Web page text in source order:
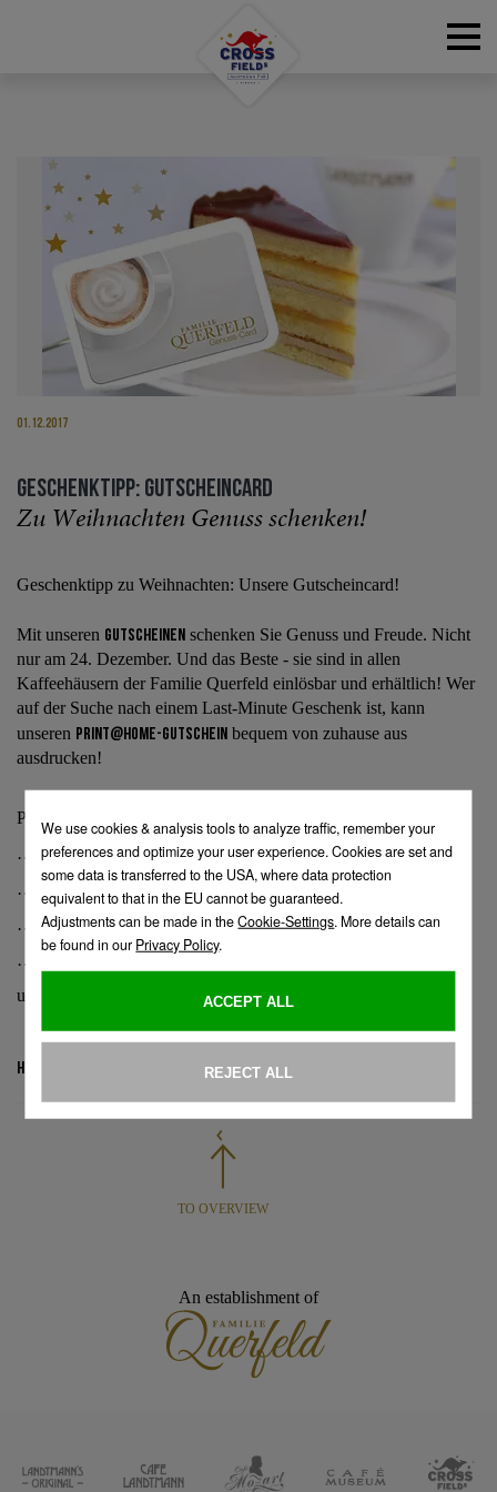
01.12.2017
GESCHENKTIPP: GUTSCHEINCARD
Zu Weihnachten Genuss schenken!
Geschenktipp zu Weihnachten: Unsere Gutscheincard!
Mit unseren Gutscheinen schenken Sie Genuss und Freude. Nicht
nur am 24. Dezember. Und das Beste - sie sind in allen
Kaffeehäusern der Familie Querfeld einlösbar und erhältlich! Wer
auf der Suche nach einem Last-Minute Geschenk ist, kann
unseren Print@Home-Gutschein bequem von zuhause aus
ausdrucken!
Perfekt für …
… ein Frühstück zu zweit
… einen Kaffeeplausch mit Mama
… ein gemütliches Dinner mit Freunden
… ein „süßes Mitbringsel“
und vieles mehr!
Hier geht's zum Onlineshop.
TO OVERVIEW
An establishment of